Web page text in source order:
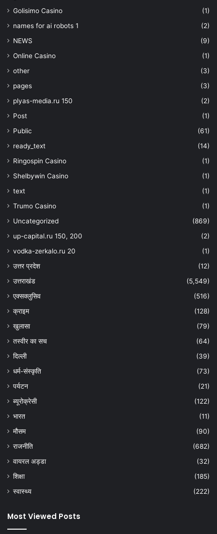
Golisimo Casino
(1)
names for ai robots 1
(2)
NEWS
(9)
Online Casino
(1)
other
(3)
pages
(3)
plyas-media.ru 150
(2)
Post
(1)
Public
(61)
ready_text
(14)
Ringospin Casino
(1)
Shelbywin Casino
(1)
text
(1)
Trumo Casino
(1)
Uncategorized
(869)
up-capital.ru 150, 200
(2)
vodka-zerkalo.ru 20
(1)
उत्तर प्रदेश
(12)
उत्तराखंड
(5,549)
एक्सक्लुसिव
(516)
क्राइम
(128)
खुलासा
(79)
तस्वीर का सच
(64)
दिल्ली
(39)
धर्म-संस्कृति
(73)
पर्यटन
(21)
ब्यूरोक्रेसी
(122)
भारत
(11)
मौसम
(90)
राजनीति
(682)
वायरल अड्डा
(32)
शिक्षा
(185)
स्वास्थ्य
(222)
Most Viewed Posts